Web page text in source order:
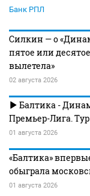
Банк РПЛ
Силкин — о
пятое или
вылетела»
02 августа 2026
Балтика -
Премьер-Лига.
01 августа 2026
«Балтика»
обыграла
01 августа 2026